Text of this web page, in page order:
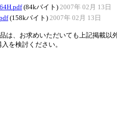
(84kバイト) 2007年 02月 13日
(158kバイト) 2007年 02月 13日
は、お求めいただいても上記掲載
を検討ください。